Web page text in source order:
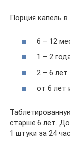
Порция капель
6 – 12
1 – 2
2 – 6 лет
от 6 лет
старше 6 лет.
1 штуки за 24